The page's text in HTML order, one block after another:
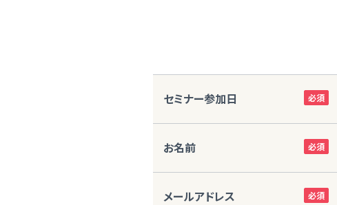
セミナー参加日
お名前
メールアドレス